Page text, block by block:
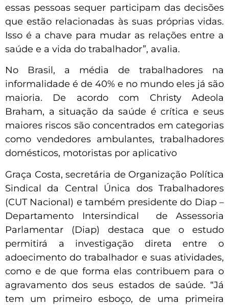
essas pessoas sequer participam das decisões
que estão relacionadas às suas próprias vidas.
Isso é a chave para mudar as relações entre a
saúde e a vida do trabalhador”, avalia.
No Brasil, a média de trabalhadores na
informalidade é de 40% e no mundo eles já são
maioria. De acordo com Christy Adeola
Braham, a situação da saúde é crítica e seus
maiores riscos são concentrados em categorias
como vendedores ambulantes, trabalhadores
domésticos, motoristas por aplicativo
Graça Costa, secretária de Organização Política
Sindical da Central Única dos Trabalhadores
(CUT Nacional) e também presidente do Diap –
Departamento Intersindical de Assessoria
Parlamentar (Diap) destaca que o estudo
permitirá a investigação direta entre o
adoecimento do trabalhador e suas atividades,
como e de que forma elas contribuem para o
agravamento dos seus estados de saúde. “Já
tem um primeiro esboço, de uma primeira